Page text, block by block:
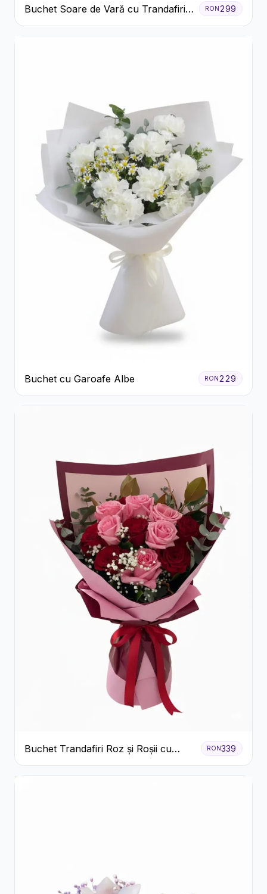
Buchet Soare de Vară cu Trandafiri
Galbeni și Crizanteme Albe
RON299
Buchet cu Garoafe Albe RON 229
Buchet Trandafiri Roz și Roșii cu
Eucalipt și Gypsophila
RON339